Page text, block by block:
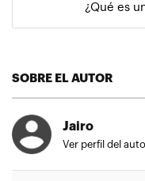
¿Qué es
SOBRE EL AUTOR
Jairo
Ver perfil del